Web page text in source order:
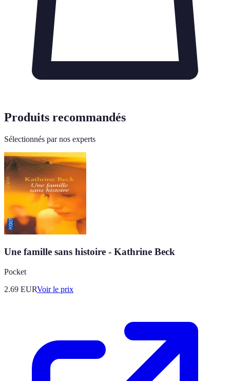
Produits recommandés
Sélectionnés par nos experts
Une famille sans histoire - Kathrine Beck
Pocket
2.69 EURVoir le prix